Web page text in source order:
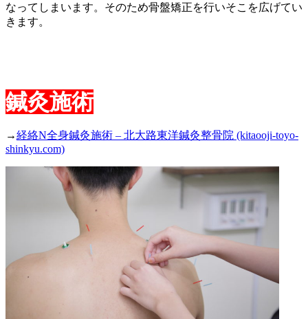
なってしまいます。そのため骨盤矯正を行いそこを広げてい
きます。
鍼灸施術
→経絡N全身鍼灸施術 – 北大路東洋鍼灸整骨院 (kitaooji-toyo-
shinkyu.com)